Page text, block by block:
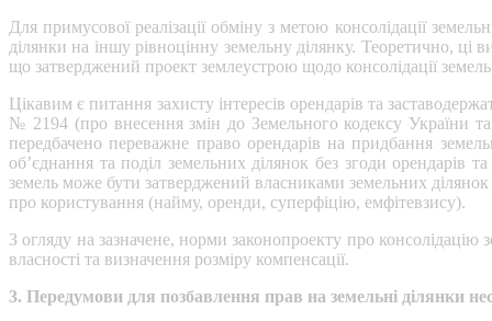
Для примусової реалізації обміну з метою консолідації
ділянки на іншу рівноцінну земельну ділянку. Теоретично,
що затверджений проект землеустрою щодо консолідації
Цікавим є питання захисту інтересів орендарів та
№ 2194 (про внесення змін до Земельного кодексу України
передбачено переважне право орендарів на придбання
об’єднання та поділ земельних ділянок без згоди орендарів
земель може бути затверджений власниками земельних
про користування (найму, оренди, суперфіцію, емфітевзису).
З огляду на зазначене, норми законопроекту про консолідацію
власності та визначення розміру компенсації.
3. Передумови для позбавлення прав на земельні ділянки